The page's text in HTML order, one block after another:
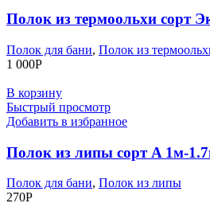
Полок из термоольхи сорт
Полок для бани, Полок из
1 000Р
В корзину
Быстрый просмотр
Добавить в избранное
Полок из липы сорт A 1м-
Полок для бани, Полок из липы
270Р